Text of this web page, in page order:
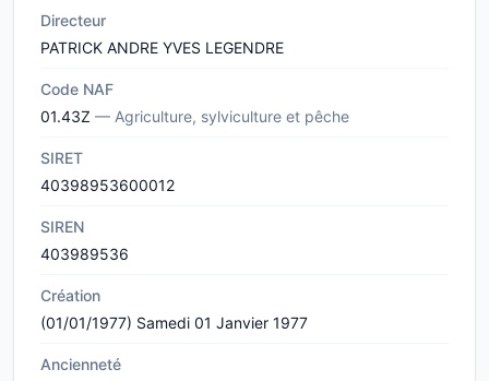
Directeur
PATRICK ANDRE YVES LEGENDRE
Code NAF
01.43Z — Agriculture, sylviculture et pêche
SIRET
40398953600012
SIREN
403989536
Création
(01/01/1977) Samedi 01 Janvier 1977
Ancienneté